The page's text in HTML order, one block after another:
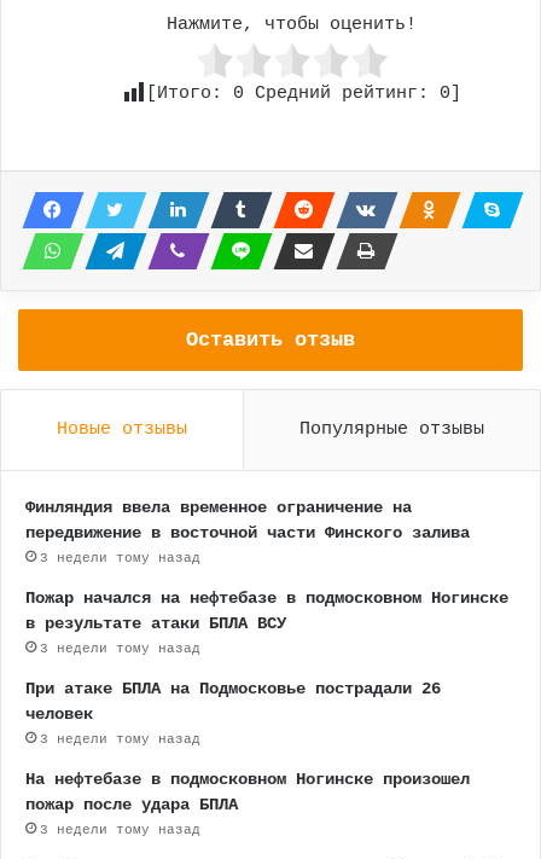
Нажмите, чтобы оценить!
[Итого: 0 Средний рейтинг: 0
Оставить отзыв
Новые отзывы Популярные отзывы
Финляндия ввела временное ограничение на
передвижение в восточной части Финского залива
3 недели тому назад
Пожар начался на нефтебазе в подмосковном Ногинске
в результате атаки БПЛА ВСУ
3 недели тому назад
При атаке БПЛА на Подмосковье пострадали 26
человек
3 недели тому назад
На нефтебазе в подмосковном Ногинске произошел
пожар после удара БПЛА
3 недели тому назад